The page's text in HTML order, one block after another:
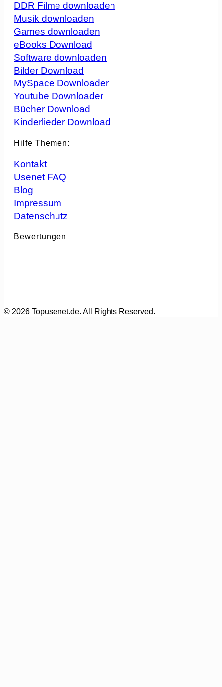
DDR Filme downloaden
Musik downloaden
Games downloaden
eBooks Download
Software downloaden
Bilder Download
MySpace Downloader
Youtube Downloader
Bücher Download
Kinderlieder Download
Hilfe Themen:
Kontakt
Usenet FAQ
Blog
Impressum
Datenschutz
Bewertungen
© 2026 Topusenet.de. All Rights Reserved.